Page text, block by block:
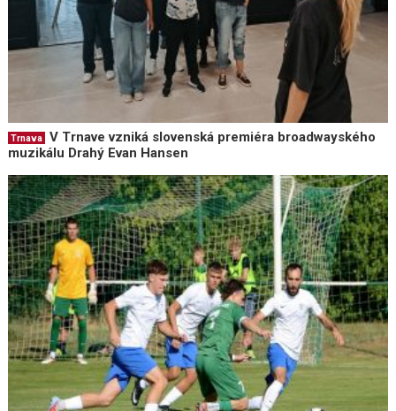
Trnava
V Trnave vzniká slovenská premiéra broadwayského
muzikálu Drahý Evan Hansen